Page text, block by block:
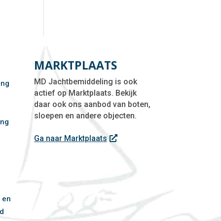
en
MARKTPLAATS
MD Jachtbemiddeling is ook
actief op Marktplaats. Bekijk
daar ook ons aanbod van boten,
sloepen en andere objecten.
Ga naar Marktplaats